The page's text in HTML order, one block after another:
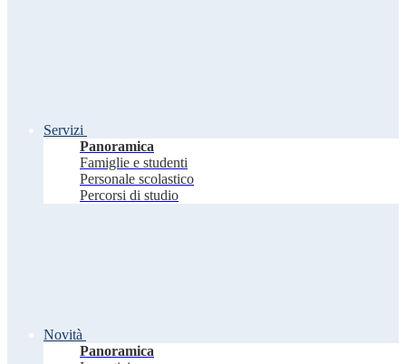
Servizi
Panoramica
Famiglie e studenti
Personale scolastico
Percorsi di studio
Novità
Panoramica